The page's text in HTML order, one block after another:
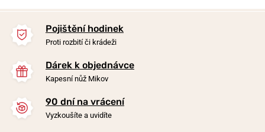
-20%
Pojištění hodinek
Proti rozbití či krádeži
Dárek k objednávce
Kapesní nůž Mikov
90 dní na vrácení
Vyzkoušíte a uvidíte